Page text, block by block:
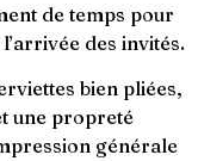
de temps pour
des invités.
bien pliées,
une propreté
générale